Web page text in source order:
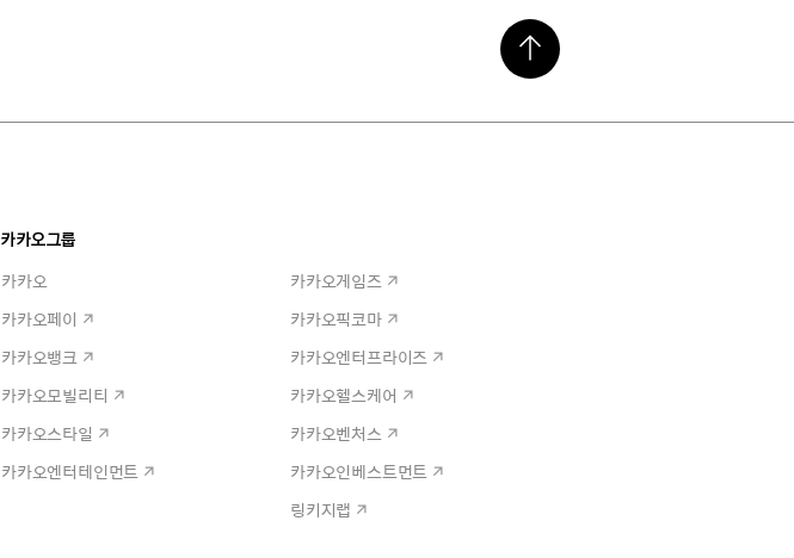
카카오그룹
카카오
카카오페이
카카오뱅크
카카오모빌리티
카카오스타일
카카오엔터테인먼트
카카오게임즈
카카오픽코마
카카오엔터프라이즈
카카오헬스케어
카카오벤처스
카카오인베스트먼트
링키지랩